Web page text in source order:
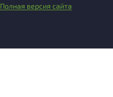
Полная версия сайта